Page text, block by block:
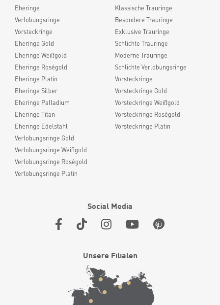
Eheringe
Verlobungsringe
Vorsteckringe
Eheringe Gold
Eheringe Weißgold
Eheringe Roségold
Eheringe Platin
Eheringe Silber
Eheringe Palladium
Eheringe Titan
Eheringe Edelstahl
Verlobungsringe Gold
Verlobungsringe Weißgold
Verlobungsringe Roségold
Verlobungsringe Platin
Klassische Trauringe
Besondere Trauringe
Exklusive Trauringe
Schlichte Trauringe
Moderne Trauringe
Schlichte Verlobungsringe
Vorsteckringe
Vorsteckringe Gold
Vorsteckringe Weißgold
Vorsteckringe Roségold
Vorsteckringe Platin
Social Media
Unsere Filialen